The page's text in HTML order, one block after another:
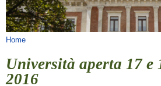
SERVIZI
Tu sei qui
Home
Università aperta 17 e
2016